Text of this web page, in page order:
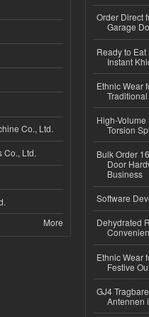
Co., Ltd.
Co., Ltd.
More
Order Direct
Garage
Ready to
Instant
Ethnic Wear
High-
Torsion
Bulk Order
Door
Business
Software
Dehydrated
Ethnic Wear
Festive
GJ4
Antennen